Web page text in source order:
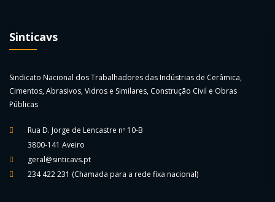
Sinticavs
Sindicato Nacional dos Trabalhadores das Indústrias de Cerâmica,
Cimentos, Abrasivos, Vidros e Similares, Construção Civil e Obras
Públicas
Rua D. Jorge de Lencastre nº 10-B
3800-141 Aveiro
geral@sinticavs.pt
234 422 231 (Chamada para a rede fixa nacional)